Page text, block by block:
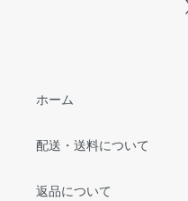
ホーム
配送・送料について
返品について